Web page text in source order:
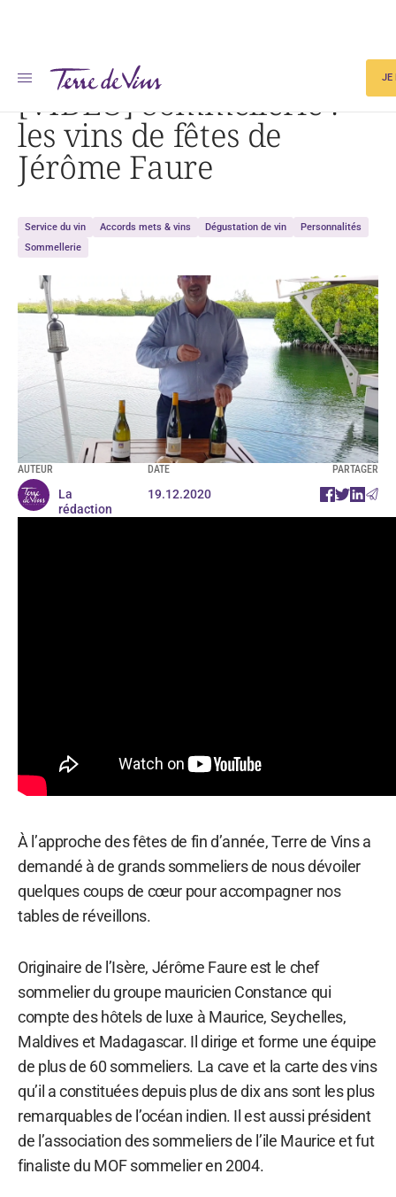
JE
Accueil [VIDÉO] Sommellerie : les vins de fêtes de Jérôme Faure
[VIDÉO] Sommellerie :
les vins de fêtes de
Jérôme Faure
Service du vin Accords mets & vins Dégustation de vin
Personnalités
Sommellerie
AUTEUR
La
rédaction
DATE
19.12.2020
PARTAGER
À l’approche des fêtes de fin d’année, Terre de Vins a
demandé à de grands sommeliers de nous dévoiler
quelques coups de cœur pour accompagner nos
tables de réveillons.
Originaire de l’Isère, Jérôme Faure est le chef
sommelier du groupe mauricien Constance qui
compte des hôtels de luxe à Maurice, Seychelles,
Maldives et Madagascar. Il dirige et forme une équipe
de plus de 60 sommeliers. La cave et la carte des vins
qu’il a constituées depuis plus de dix ans sont les plus
remarquables de l’océan indien. Il est aussi président
de l’association des sommeliers de l’ile Maurice et fut
finaliste du MOF sommelier en 2004.